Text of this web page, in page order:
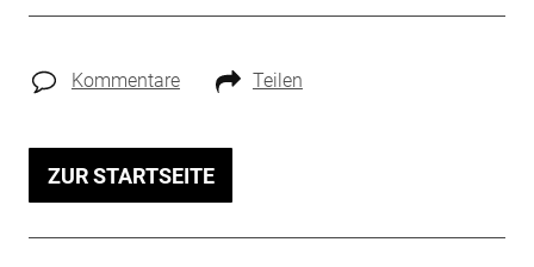
Kommentare Teilen
ZUR STARTSEITE